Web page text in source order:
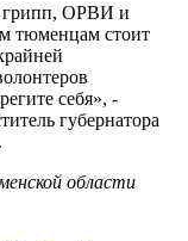
грипп, ОРВИ и
тюменцам стоит
себя», -
губернатора
области